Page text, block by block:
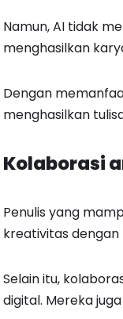
Namun, AI tidak
menghasilkan
Dengan
menghasilkan
Kolaborasi
Penulis yang
kreativitas dengan
Selain itu,
digital. Mereka